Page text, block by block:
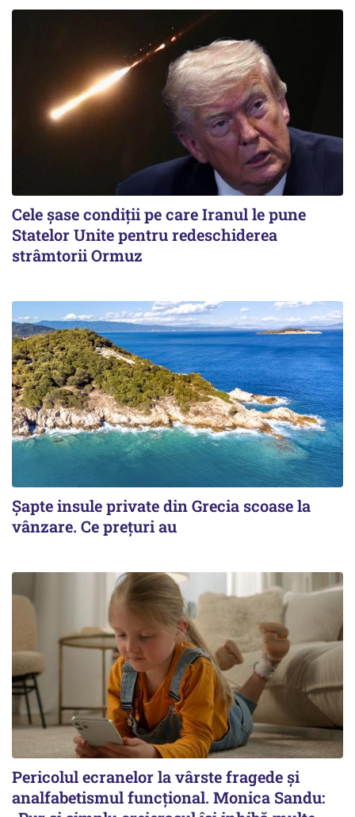
Cele șase condiții pe care Iranul le pune
Statelor Unite pentru redeschiderea
strâmtorii Ormuz
Șapte insule private din Grecia scoase la
vânzare. Ce prețuri au
Pericolul ecranelor la vârste fragede și
analfabetismul funcțional. Monica Sandu: